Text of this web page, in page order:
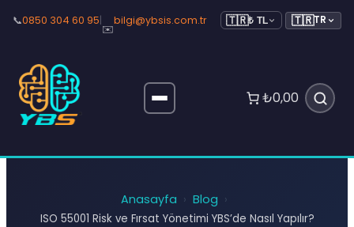
📞0850 304 60 95|
✉️
bilgi@ybsis.com.tr 🇹🇷₺ TL 🇹🇷TR
₺0,00
Anasayfa › Blog ›
ISO 55001 Risk ve Fırsat Yönetimi YBS’de Nasıl Yapılır?